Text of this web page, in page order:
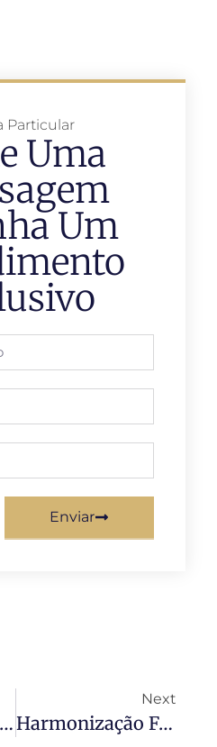
Uma
Um
Enviar
Particular
Faceta Ou Lentes De Contato Dental?
Next
Harmonização Facial: Qualquer Pessoa Pode Fazer?